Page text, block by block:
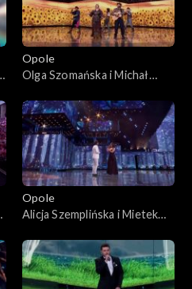
Opole
Olga Szomańska i Michał
63. KFPP: Koncert
„Autobiografia. Jubileusz
Bogdana Olewicza”
Opole
Alicja Szemplińska i Mietek
marzenie”. 63. KFPP:
Koncert „Autobiografia.
Jubileusz Bogdana Olewicza”